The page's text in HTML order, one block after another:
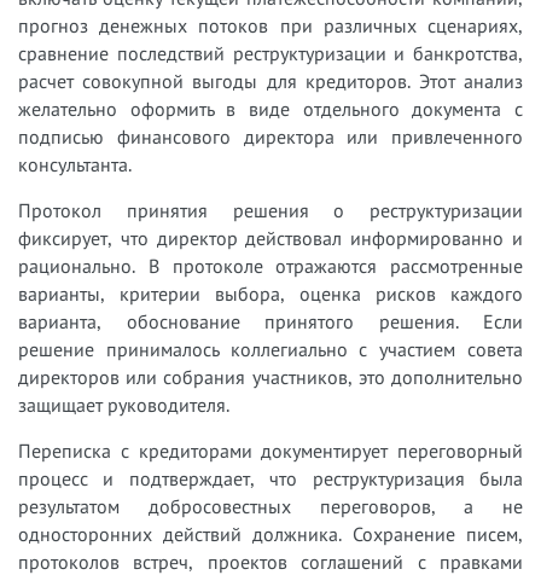
прогноз денежных потоков при различных сценариях,
сравнение последствий реструктуризации и банкротства,
расчет совокупной выгоды для кредиторов. Этот анализ
желательно оформить в виде отдельного документа с
подписью финансового директора или привлеченного
консультанта.
Протокол принятия решения о реструктуризации
фиксирует, что директор действовал информированно и
рационально. В протоколе отражаются рассмотренные
варианты, критерии выбора, оценка рисков каждого
варианта, обоснование принятого решения. Если
решение принималось коллегиально с участием совета
директоров или собрания участников, это дополнительно
защищает руководителя.
Переписка с кредиторами документирует переговорный
процесс и подтверждает, что реструктуризация была
результатом добросовестных переговоров, а не
односторонних действий должника. Сохранение писем,
протоколов встреч, проектов соглашений с правками